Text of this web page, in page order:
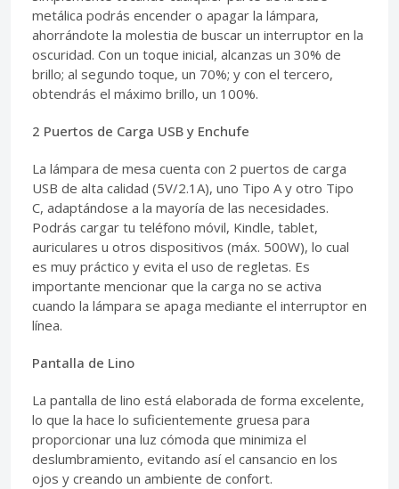
metálica podrás encender o apagar la lámpara,
ahorrándote la molestia de buscar un interruptor en la
oscuridad. Con un toque inicial, alcanzas un 30% de
brillo; al segundo toque, un 70%; y con el tercero,
obtendrás el máximo brillo, un 100%.
2 Puertos de Carga USB y Enchufe
La lámpara de mesa cuenta con 2 puertos de carga
USB de alta calidad (5V/2.1A), uno Tipo A y otro Tipo
C, adaptándose a la mayoría de las necesidades.
Podrás cargar tu teléfono móvil, Kindle, tablet,
auriculares u otros dispositivos (máx. 500W), lo cual
es muy práctico y evita el uso de regletas. Es
importante mencionar que la carga no se activa
cuando la lámpara se apaga mediante el interruptor en
línea.
Pantalla de Lino
La pantalla de lino está elaborada de forma excelente,
lo que la hace lo suficientemente gruesa para
proporcionar una luz cómoda que minimiza el
deslumbramiento, evitando así el cansancio en los
ojos y creando un ambiente de confort.